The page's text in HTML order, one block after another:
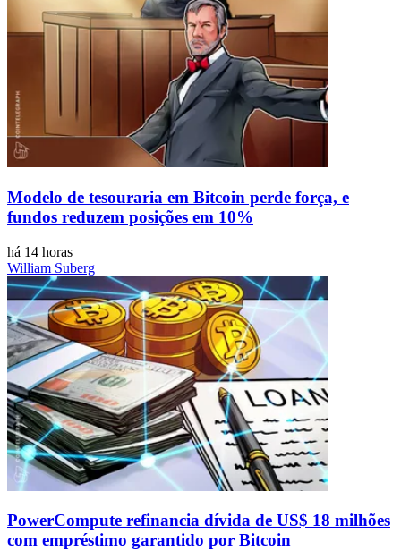
Modelo de tesouraria em Bitcoin perde força, e
fundos reduzem posições em 10%
há 14 horas
William Suberg
PowerCompute refinancia dívida de US$ 18 milhões
com empréstimo garantido por Bitcoin